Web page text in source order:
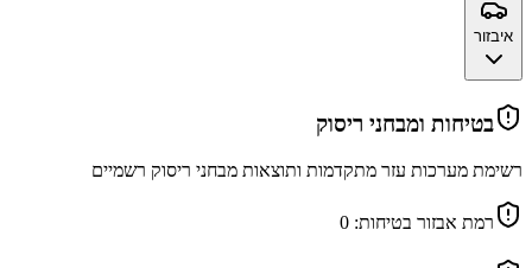
איבזור
בטיחות ומבחני ריסוק
רשימת מערכות עזר מתקדמות ותוצאות מבחני ריסוק רשמיים
רמת אבזור בטיחות: 0